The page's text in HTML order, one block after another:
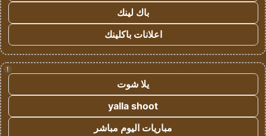
باك لينك
اعلانات باكلينك
!
يلا شوت
yalla shoot
مباريات اليوم مباشر